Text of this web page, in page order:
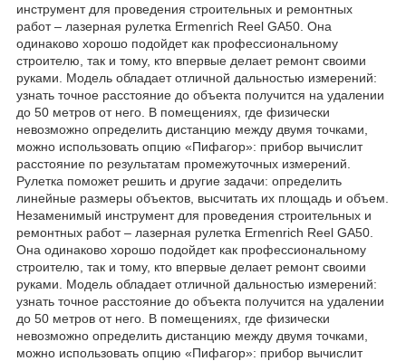
инструмент для проведения строительных и ремонтных
работ – лазерная рулетка Ermenrich Reel GA50. Она
одинаково хорошо подойдет как профессиональному
строителю, так и тому, кто впервые делает ремонт своими
руками. Модель обладает отличной дальностью измерений:
узнать точное расстояние до объекта получится на удалении
до 50 метров от него. В помещениях, где физически
невозможно определить дистанцию между двумя точками,
можно использовать опцию «Пифагор»: прибор вычислит
расстояние по результатам промежуточных измерений.
Рулетка поможет решить и другие задачи: определить
линейные размеры объектов, высчитать их площадь и объем.
Незаменимый инструмент для проведения строительных и
ремонтных работ – лазерная рулетка Ermenrich Reel GA50.
Она одинаково хорошо подойдет как профессиональному
строителю, так и тому, кто впервые делает ремонт своими
руками. Модель обладает отличной дальностью измерений:
узнать точное расстояние до объекта получится на удалении
до 50 метров от него. В помещениях, где физически
невозможно определить дистанцию между двумя точками,
можно использовать опцию «Пифагор»: прибор вычислит